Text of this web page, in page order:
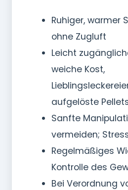
Ruhiger, warmer
ohne Zugluft
Leicht
weiche Kost,
aufgelöste
Sanfte
vermeiden;
Regelmäßiges
Kontrolle des
Bei Verordnung